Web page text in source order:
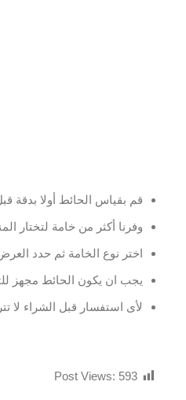
قم بقياس الحائط أولا بدقة
وفرنا أكثر من خامة لتختار
اختر نوع الخامة ثم حدد
يجب ان يكون الحائط مجهز
لأى استفسار قبل الشراء لا
Post Views: 593